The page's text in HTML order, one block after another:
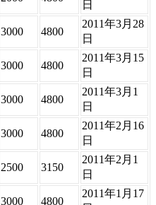
日
3000 4800
2011年3月28
日
3000 4800
2011年3月15
日
3000 4800
2011年3月1
日
3000 4800
2011年2月16
日
2500 3150
2011年2月1
日
3000 4800
2011年1月17